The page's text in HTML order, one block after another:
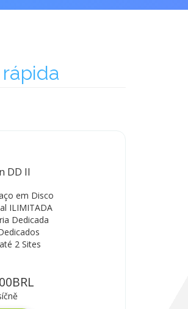
DD II
em Disco
ILIMITADA
Dedicada
2 Sites